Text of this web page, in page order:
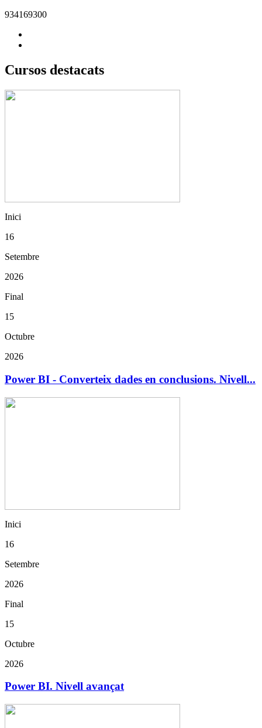
934169300
Cursos destacats
Inici
16
Setembre
2026
Final
15
Octubre
2026
Power BI - Converteix dades en conclusions. Nivell...
Inici
16
Setembre
2026
Final
15
Octubre
2026
Power BI. Nivell avançat